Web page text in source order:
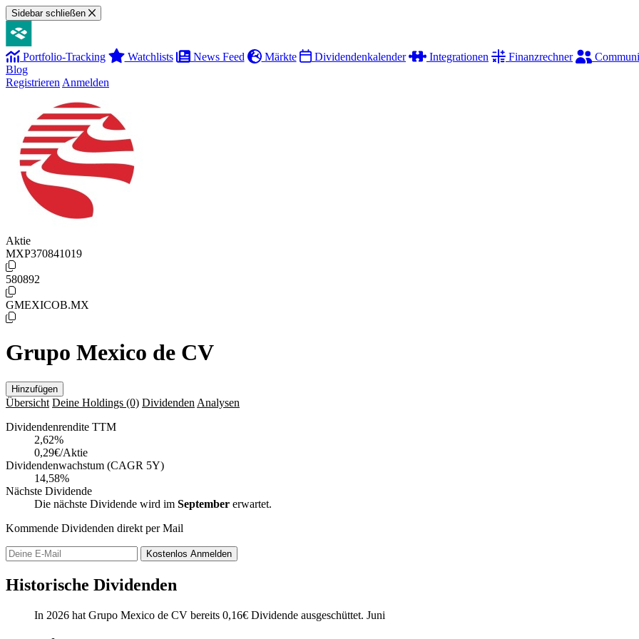
Sidebar schließen
Portfolio-Tracking Watchlists News Feed Märkte Dividendenkalender Integrationen Finanzrechner
Blog
Registrieren Anmelden
Aktie
MXP370841019
580892
GMEXICOB.MX
Grupo Mexico de CV
Hinzufügen
Übersicht Deine Holdings (0) Dividenden Analysen
Dividendenrendite TTM
2,62%
0,29€/Aktie
Dividendenwachstum (CAGR 5Y)
14,58%
Nächste Dividende
Die nächste Dividende wird im September erwartet.
Kommende Dividenden direkt per Mail
Kostenlos Anmelden
Historische Dividenden
In 2026 hat Grupo Mexico de CV bereits 0,16€ Dividende ausgeschüttet. Juni